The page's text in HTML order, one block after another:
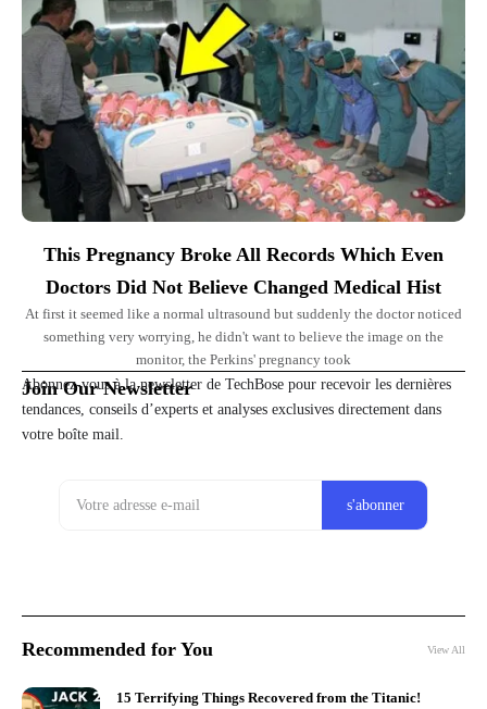
This Pregnancy Broke All Records Which Even
Doctors Did Not Believe Changed Medical Hist
At first it seemed like a normal ultrasound but suddenly the doctor noticed
something very worrying, he didn't want to believe the image on the
monitor, the Perkins' pregnancy took
Join Our Newsletter
Abonnez-vous à la newsletter de TechBose pour recevoir les dernières
tendances, conseils d’experts et analyses exclusives directement dans
votre boîte mail.
Recommended for You View All
15 Terrifying Things Recovered from the Titanic!